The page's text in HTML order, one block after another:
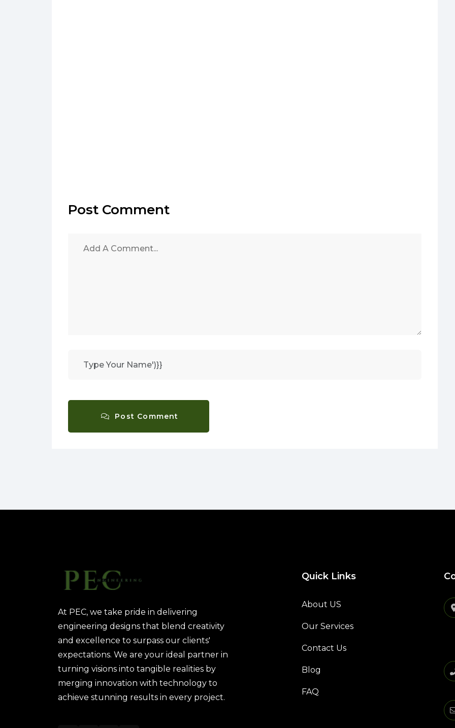
Post Comment
Post Comment
At PEC, we take pride in delivering
engineering designs that blend creativity
and excellence to surpass our clients'
expectations. We are your ideal partner in
turning visions into tangible realities by
merging innovation with technology to
achieve stunning results in every project.
Quick Links
About US
Our Services
Contact Us
Blog
FAQ